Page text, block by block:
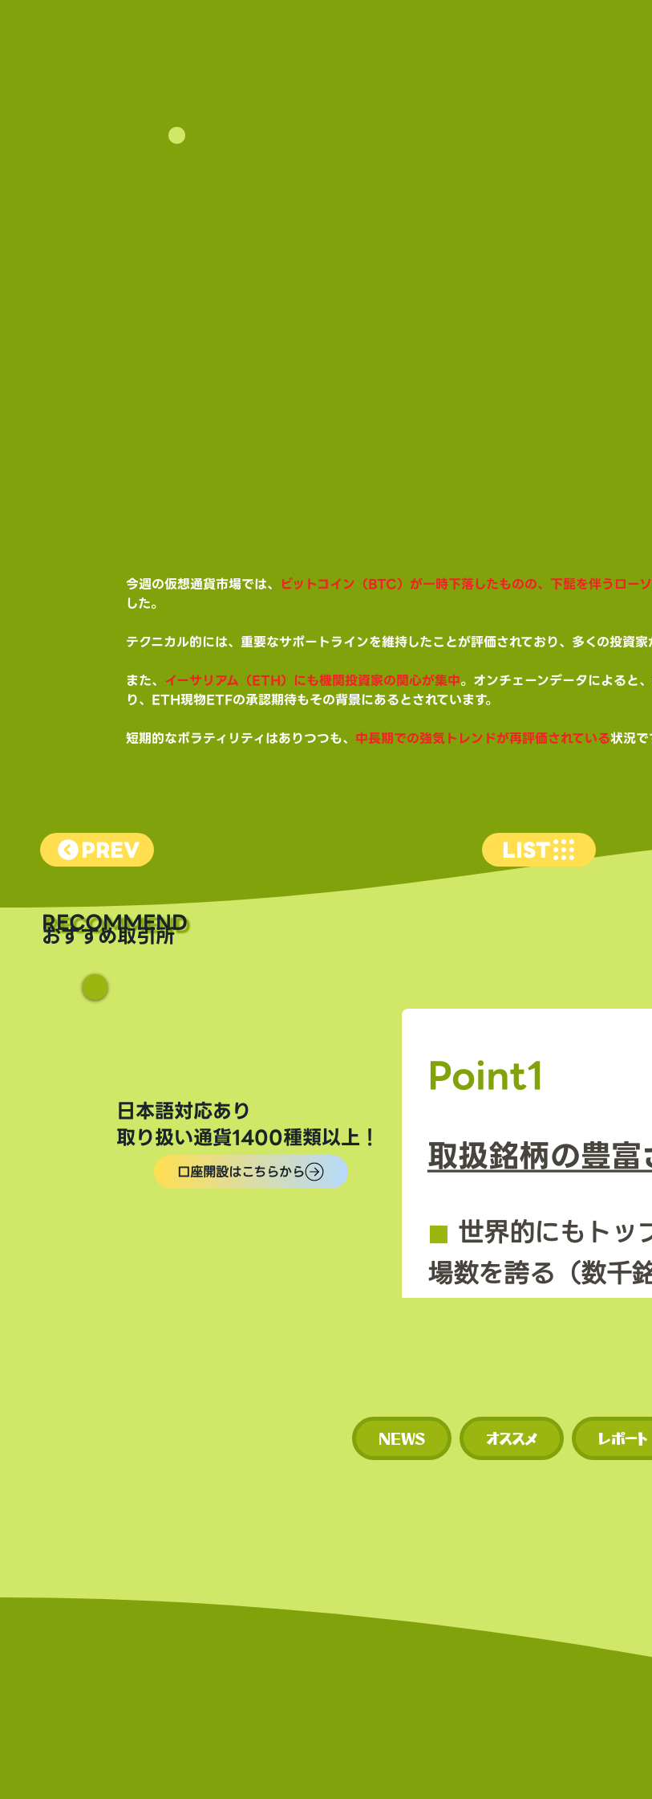
今週の仮想通貨市場では、 ビットコイン（BTC）が一時下落したものの、下髭を伴うロー
した。
テクニカル的には、重要なサポートラインを維持したことが評価されており、多くの投資
また、 イーサリアム（ETH）にも機関投資家の関心が集中。オンチェーンデータによると
り、ETH現物ETFの承認期待もその背景にあるとされています。
短期的なボラティリティはありつつも、 中長期での強気トレンドが再評価されている状況で
PREV LIST
​RECOMMEND
おすすめ取引所
日本語対応あり
取り扱い通貨1400種類以上！
口座開設はこちらから
Point1
取扱銘柄の豊富
◼︎ 世界的にもトッ
場数を誇る（数千
多い。
​• 世界的にもトッ
場数を誇る（数千
• 新規トークンや
世界的にもトップ
もトップクラスの
NEWS オススメ レポート